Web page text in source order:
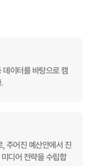
데이터를 바탕으로 캠
주어진 예산안에서 진
디어 전략을 수립합